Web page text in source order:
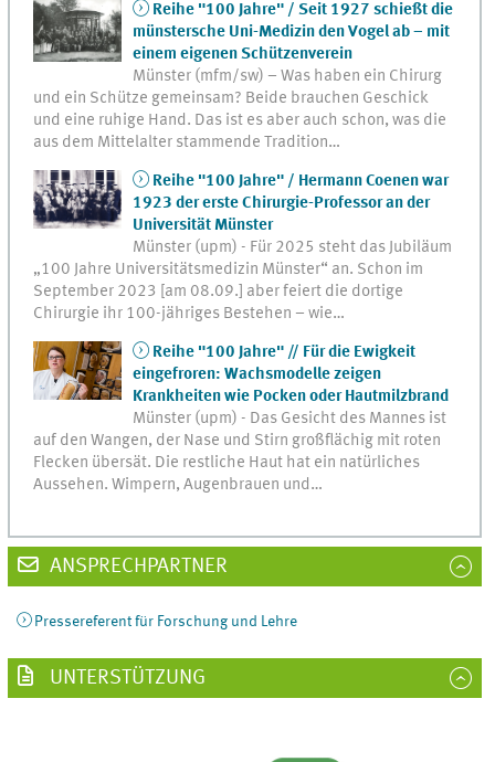
Reihe "100 Jahre" / Seit 1927 schießt die
münstersche Uni-Medizin den Vogel ab – mit
einem eigenen Schützenverein
Münster (mfm/sw) – Was haben ein Chirurg
und ein Schütze gemeinsam? Beide brauchen Geschick
und eine ruhige Hand. Das ist es aber auch schon, was die
aus dem Mittelalter stammende Tradition…
Reihe "100 Jahre" / Hermann Coenen war
1923 der erste Chirurgie-Professor an der
Universität Münster
Münster (upm) - Für 2025 steht das Jubiläum
„100 Jahre Universitätsmedizin Münster“ an. Schon im
September 2023 [am 08.09.] aber feiert die dortige
Chirurgie ihr 100-jähriges Bestehen – wie…
Reihe "100 Jahre" // Für die Ewigkeit
eingefroren: Wachsmodelle zeigen
Krankheiten wie Pocken oder Hautmilzbrand
Münster (upm) - Das Gesicht des Mannes ist
auf den Wangen, der Nase und Stirn großflächig mit roten
Flecken übersät. Die restliche Haut hat ein natürliches
Aussehen. Wimpern, Augenbrauen und…
ANSPRECHPARTNER
Pressereferent für Forschung und Lehre
UNTERSTÜTZUNG